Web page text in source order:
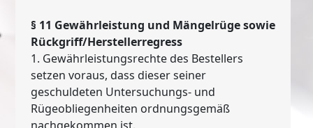
§ 11 Gewährleistung und Mängelrüge sowie
Rückgriff/Herstellerregress
1. Gewährleistungsrechte des Bestellers
setzen voraus, dass dieser seiner
geschuldeten Untersuchungs- und
Rügeobliegenheiten ordnungsgemäß